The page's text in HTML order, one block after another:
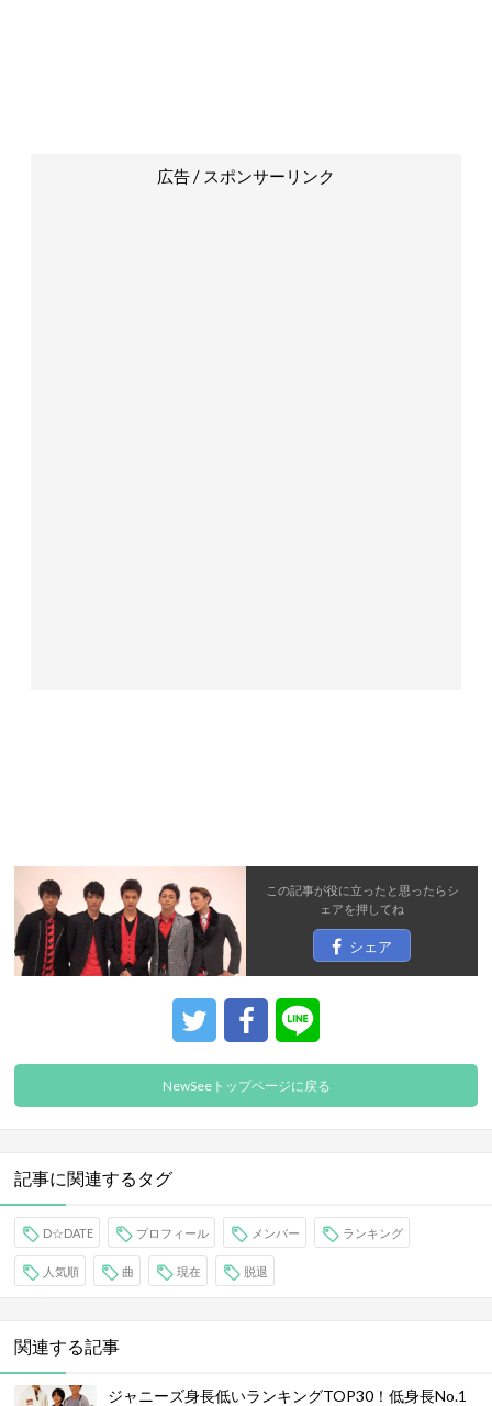
広告 / スポンサーリンク
この記事が役に立ったと思ったらシ
ェアを押してね
シェア
NewSeeトップページに戻る
記事に関連するタグ
D☆DATE プロフィール メンバー ランキング
人気順 曲 現在 脱退
関連する記事
ジャニーズ身長低いランキングTOP30！低身長No.1